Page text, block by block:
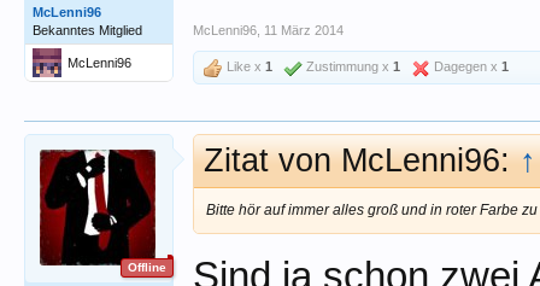
McLenni96
Bekanntes Mitglied
McLenni96
McLenni96 11 März 2014
Like x 1 Zustimmung x 1 Dagegen x 1
Offline
Zitat von McLenni96:↑
Bitte hör auf immer alles groß und in roter Farbe
Sind ja schon zwei